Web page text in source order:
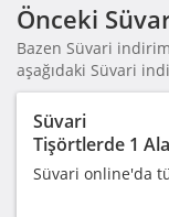
Önceki
Bazen Süvari
aşağıdaki Süvari
Süvari
Tişörtlerde 1
Süvari online'da